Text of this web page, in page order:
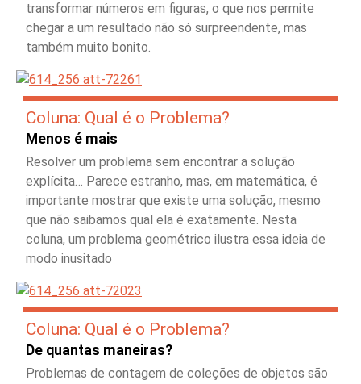
transformar números em figuras, o que nos permite
chegar a um resultado não só surpreendente, mas
também muito bonito.
Coluna: Qual é o Problema?
Menos é mais
Resolver um problema sem encontrar a solução
explícita… Parece estranho, mas, em matemática, é
importante mostrar que existe uma solução, mesmo
que não saibamos qual ela é exatamente. Nesta
coluna, um problema geométrico ilustra essa ideia de
modo inusitado
Coluna: Qual é o Problema?
De quantas maneiras?
Problemas de contagem de coleções de objetos são